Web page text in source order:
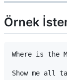
Örnek
Where is the
Show me all